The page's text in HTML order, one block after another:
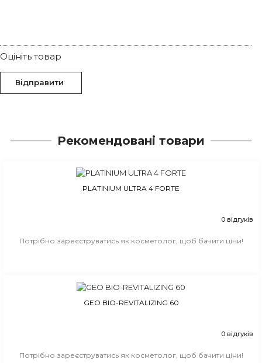
Оцініть товар
Відправити
Рекомендовані товари
PLATINIUM ULTRA 4 FORTE
0 відгуків
Потрібно зареєструватись як косметолог, щоб бачити ціни!
GEO BIO-REVITALIZING 60
0 відгуків
Потрібно зареєструватись як косметолог, щоб бачити ціни!